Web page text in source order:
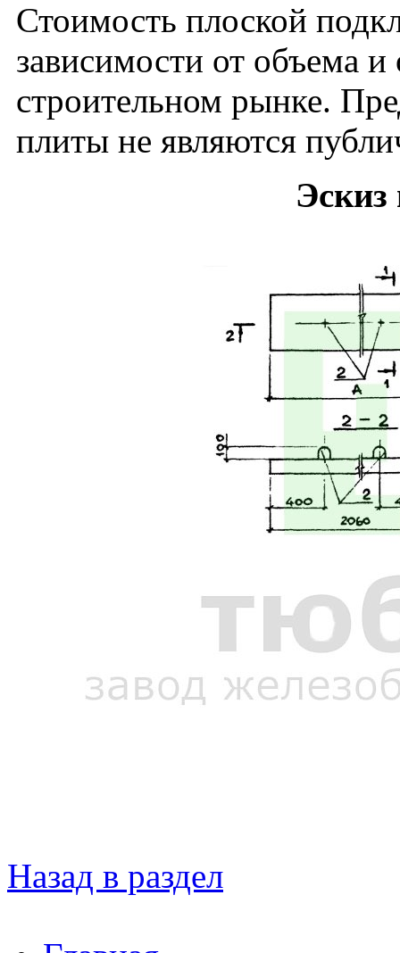
Стоимость плоской
зависимости от объема
строительном рынке.
плиты не являются
Назад в раздел